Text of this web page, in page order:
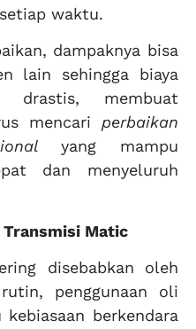
waktu.
dampaknya bisa
lain sehingga biaya
drastis, membuat
mencari perbaikan
yang mampu
dan menyeluruh
Transmisi Matic
disebabkan oleh
penggunaan oli
berkendara